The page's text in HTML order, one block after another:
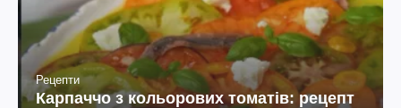
Рецепти
Карпаччо з кольорових томатів: рецепт